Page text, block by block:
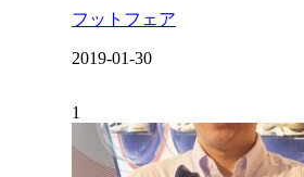
フットフェア
2019-01-30